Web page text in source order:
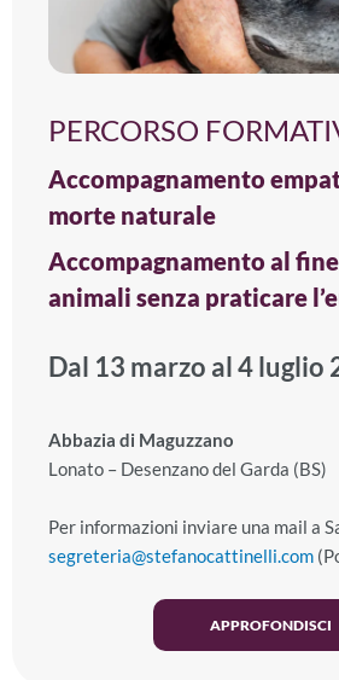
PERCORSO
Accompagnamento
morte naturale
Accompagnamento al
animali senza praticare
Dal 13 marzo al 4 luglio
Abbazia di Maguzzano
Lonato – Desenzano del Garda (BS)
Per informazioni inviare una mail a
segreteria@stefanocattinelli.com
APPROFONDISCI